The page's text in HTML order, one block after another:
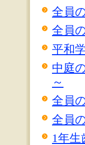
全員
全員
平和
中庭
～
全員
全員
1年生